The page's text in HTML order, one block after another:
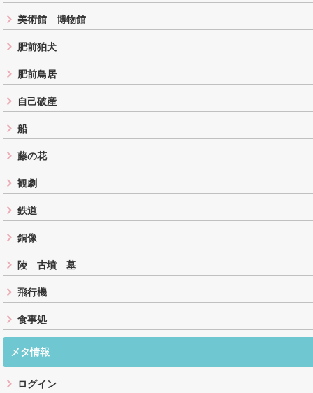
美術館 博物館
肥前狛犬
肥前鳥居
自己破産
船
藤の花
観劇
鉄道
銅像
陵 古墳 墓
飛行機
食事処
メタ情報
ログイン